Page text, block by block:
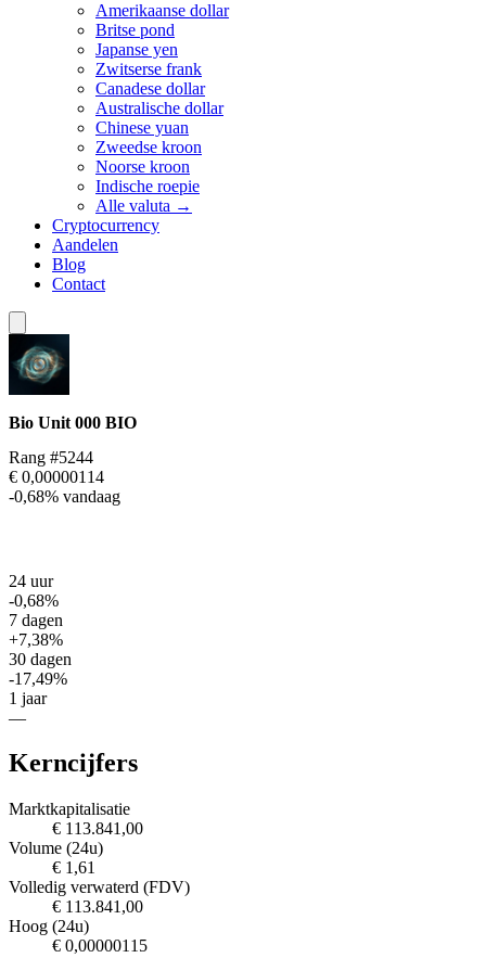
Amerikaanse dollar
Britse pond
Japanse yen
Zwitserse frank
Canadese dollar
Australische dollar
Chinese yuan
Zweedse kroon
Noorse kroon
Indische roepie
Alle valuta →
Cryptocurrency
Aandelen
Blog
Contact
Bio Unit 000 BIO
Rang #5244
€ 0,00000114
-0,68% vandaag
24 uur
-0,68%
7 dagen
+7,38%
30 dagen
-17,49%
1 jaar
—
Kerncijfers
Marktkapitalisatie
€ 113.841,00
Volume (24u)
€ 1,61
Volledig verwaterd (FDV)
€ 113.841,00
Hoog (24u)
€ 0,00000115